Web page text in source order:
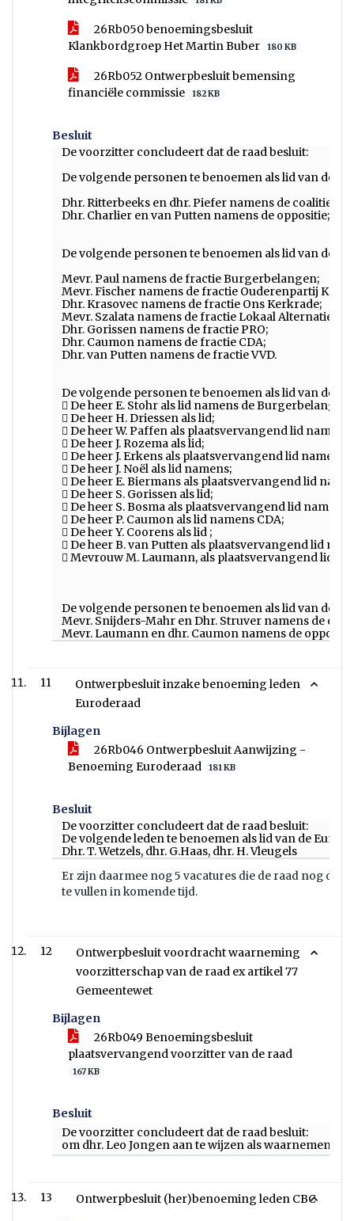
26Rb050 benoemingsbesluit
Klankbordgroep Het Martin Buber
180 KB
26Rb052 Ontwerpbesluit bemensing
financiële commissie
182 KB
Besluit
De voorzitter concludeert dat de raad besluit:
De volgende personen te benoemen als lid van de
Dhr. Ritterbeeks en dhr. Piefer namens de coalitie;
Dhr. Charlier en van Putten namens de oppositie;
De volgende personen te benoemen als lid van de
Mevr. Paul namens de fractie Burgerbelangen;
Mevr. Fischer namens de fractie Ouderenpartij
Dhr. Krasovec namens de fractie Ons Kerkrade;
Mevr. Szalata namens de fractie Lokaal Alternatief;
Dhr. Gorissen namens de fractie PRO;
Dhr. Caumon namens de fractie CDA;
Dhr. van Putten namens de fractie VVD.
De volgende personen te benoemen als lid van de
 De heer E. Stohr als lid namens de Burgerbelangen;
 De heer H. Driessen als lid;
 De heer W. Paffen als plaatsvervangend lid
 De heer J. Rozema als lid;
 De heer J. Erkens als plaatsvervangend lid namens
 De heer J. Noël als lid namens;
 De heer E. Biermans als plaatsvervangend lid
 De heer S. Gorissen als lid;
 De heer S. Bosma als plaatsvervangend lid
 De heer P. Caumon als lid namens CDA;
 De heer Y. Coorens als lid ;
 De heer B. van Putten als plaatsvervangend lid
 Mevrouw M. Laumann, als plaatsvervangend lid
De volgende personen te benoemen als lid van de
Mevr. Snijders-Mahr en Dhr. Struver namens de
Mevr. Laumann en dhr. Caumon namens de oppositie
11
Ontwerpbesluit inzake benoeming leden
Euroderaad
Bijlagen
26Rb046 Ontwerpbesluit Aanwijzing -
Benoeming Euroderaad
181 KB
Besluit
De voorzitter concludeert dat de raad besluit:
De volgende leden te benoemen als lid van de
Dhr. T. Wetzels, dhr. G.Haas, dhr. H. Vleugels
Er zijn daarmee nog 5 vacatures die de raad nog
te vullen in komende tijd.
12
Ontwerpbesluit voordracht waarneming
voorzitterschap van de raad ex artikel 77
Gemeentewet
Bijlagen
26Rb049 Benoemingsbesluit
plaatsvervangend voorzitter van de raad
167 KB
Besluit
De voorzitter concludeert dat de raad besluit:
om dhr. Leo Jongen aan te wijzen als waarnemend
13
Ontwerpbesluit (her)benoeming leden CBC